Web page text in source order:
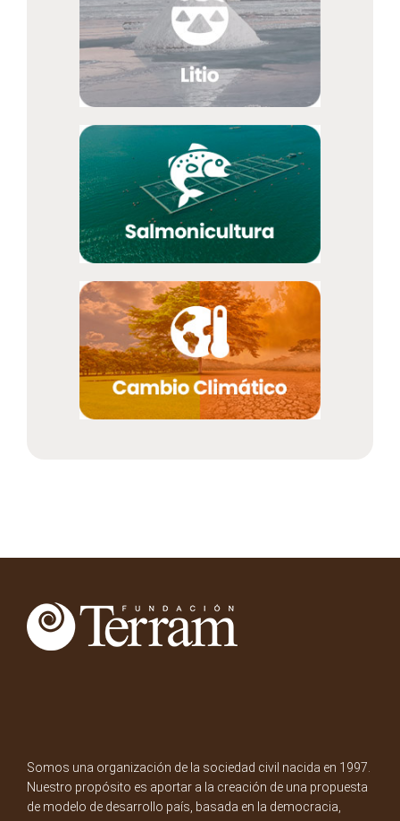
Somos una organización de la sociedad civil nacida en 1997.
Nuestro propósito es aportar a la creación de una propuesta
de modelo de desarrollo país, basada en la democracia,